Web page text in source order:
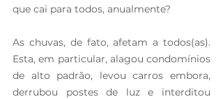
que cai para todos, anualmente?
As chuvas, de fato, afetam a todos(as).
Esta, em particular, alagou condomínios
de alto padrão, levou carros embora,
derrubou postes de luz e interditou